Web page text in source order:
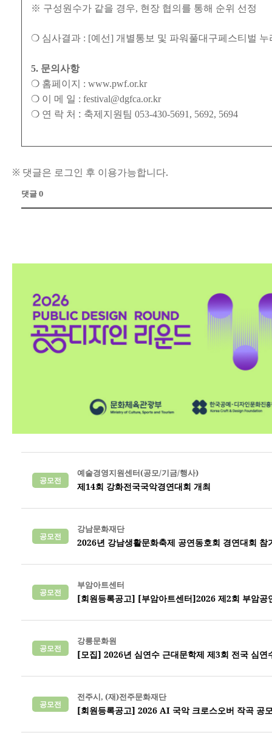
※ 구성원수가 같을 경우, 현장 협의를 통해 순위 선정
❍ 심사결과 : [예선] 개별통보 및 파워풀대구페스티벌 누
5. 문의사항
❍ 홈페이지 : www.pwf.or.kr
❍ 이 메 일 : festival@dgfca.or.kr
❍ 연 락 처 : 축제지원팀 053-430-5691, 5692, 5694
※ 댓글은 로그인 후 이용가능합니다.
댓글 0
공모전
예술경영지원센터(공모/기금/행사)
제14회 강화전국국악경연대회 개최
공모전
강남문화재단
2026년 강남생활문화축제 공연동호회 경연대회 참
공모전
부암아트센터
[회원등록공고] [부암아트센터]2026 제2회 부암공
공모전
강릉문화원
[모집] 2026년 심연수 근대문학제 제3회 전국 심연
공모전
전주시, (재)전주문화재단
[회원등록공고] 2026 AI 국악 크로스오버 작곡 공